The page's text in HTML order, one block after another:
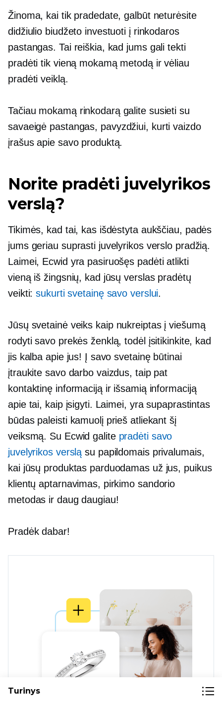
Žinoma, kai tik pradedate, galbūt neturėsite
didžiulio biudžeto investuoti į rinkodaros
pastangas. Tai reiškia, kad jums gali tekti
pradėti tik vieną mokamą metodą ir vėliau
pradėti veiklą.
Tačiau mokamą rinkodarą galite susieti su
savaeigė pastangas, pavyzdžiui, kurti vaizdo
įrašus apie savo produktą.
Norite pradėti juvelyrikos
verslą?
Tikimės, kad tai, kas išdėstyta aukščiau, padės
jums geriau suprasti juvelyrikos verslo pradžią.
Laimei, Ecwid yra pasiruošęs padėti atlikti
vieną iš žingsnių, kad jūsų verslas pradėtų
veikti:sukurti svetainę savo verslui.
Jūsų svetainė veiks kaip nukreiptas į viešumą
rodyti savo prekės ženklą, todėl įsitikinkite, kad
jis kalba apie jus! Į savo svetainę būtinai
įtraukite savo darbo vaizdus, ​​taip pat
kontaktinę informaciją ir išsamią informaciją
apie tai, kaip įsigyti. Laimei, yra supaprastintas
būdas paleisti kamuolį prieš atliekant šį
veiksmą. Su Ecwid galite pradėti savo
juvelyrikos verslą su papildomais privalumais,
kai jūsų produktas parduodamas už jus, puikus
klientų aptarnavimas, pirkimo sandorio
metodas ir daug daugiau!
Pradėk dabar!
Turinys